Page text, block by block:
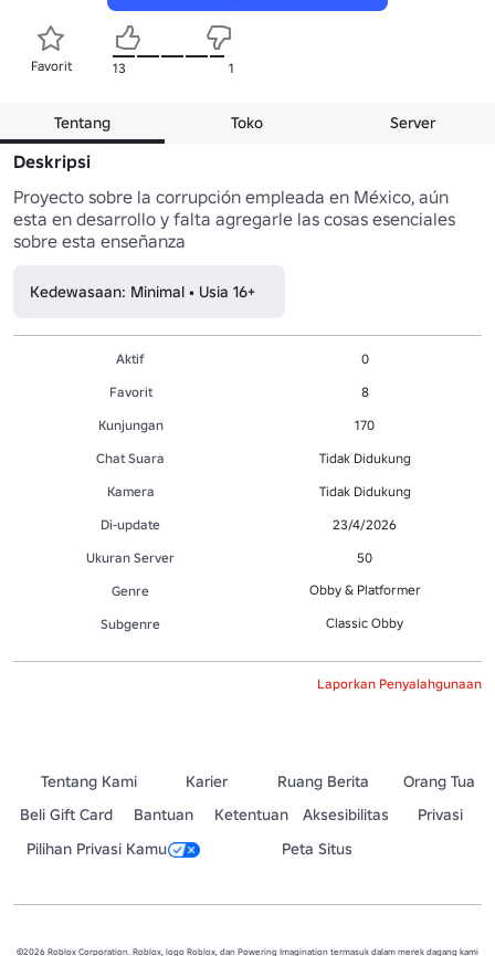
Favorit 13 1
Tentang Toko Server
Deskripsi
Proyecto sobre la corrupción empleada en México, aún
esta en desarrollo y falta agregarle las cosas esenciales
sobre esta enseñanza
Kedewasaan: Minimal • Usia 16+
Aktif
0
Favorit
8
Kunjungan
170
Chat Suara
Tidak Didukung
Kamera
Tidak Didukung
Di-update
23/4/2026
Ukuran Server
50
Genre
Obby & Platformer
Subgenre Classic Obby
Laporkan Penyalahgunaan
Tentang Kami Karier Ruang Berita
Orang Tua
Beli Gift Card
Bantuan Ketentuan Aksesibilitas
Privasi
Pilihan Privasi Kamu
Peta Situs
©2026 Roblox Corporation. Roblox, logo Roblox, dan Powering Imagination termasuk dalam merek dagang kami